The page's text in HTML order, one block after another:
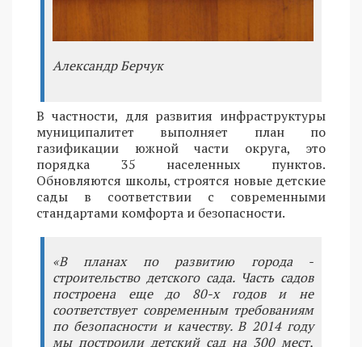
Александр Берчук
В частности, для развития инфраструктуры
муниципалитет выполняет план по
газификации южной части округа, это
порядка 35 населенных пунктов.
Обновляются школы, строятся новые детские
сады в соответствии с современными
стандартами комфорта и безопасности.
«В планах по развитию города -
строительство детского сада. Часть садов
построена еще до 80-х годов и не
соответствует современным требованиям
по безопасности и качеству. В 2014 году
мы построили детский сад на 300 мест,